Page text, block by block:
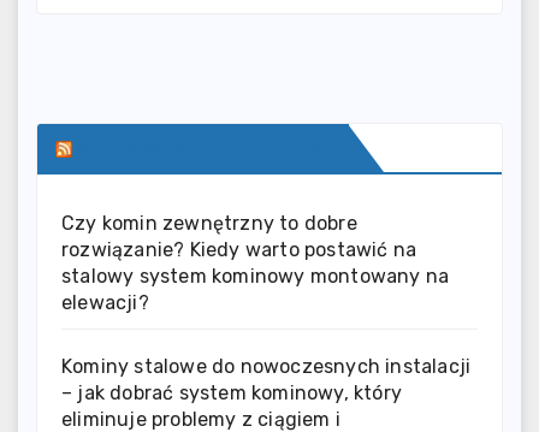
Czy komin zewnętrzny to dobre
rozwiązanie? Kiedy warto postawić na
stalowy system kominowy montowany na
elewacji?
Kominy stalowe do nowoczesnych instalacji
– jak dobrać system kominowy, który
eliminuje problemy z ciągiem i